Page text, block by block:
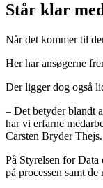
Står klar
Når det kommer til
Her har ansøgerne
Der ligger dog også
– Det betyder blandt
har vi erfarne
Carsten Bryder Thejs.
På Styrelsen for
på processen samt